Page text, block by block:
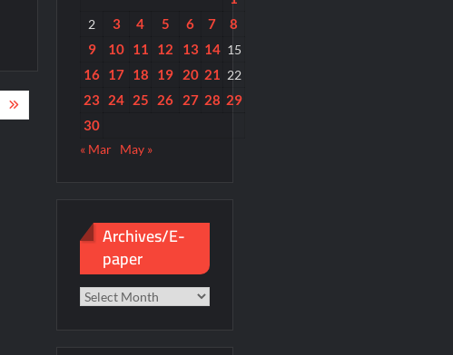
2 3 4 5 6 7
8
9
10 11 12 13 14 15
16 17 18 19 20 21 22
23 24 25 26 27 28 29
30
« Mar May »
Archives/E-
paper
Archives/E-